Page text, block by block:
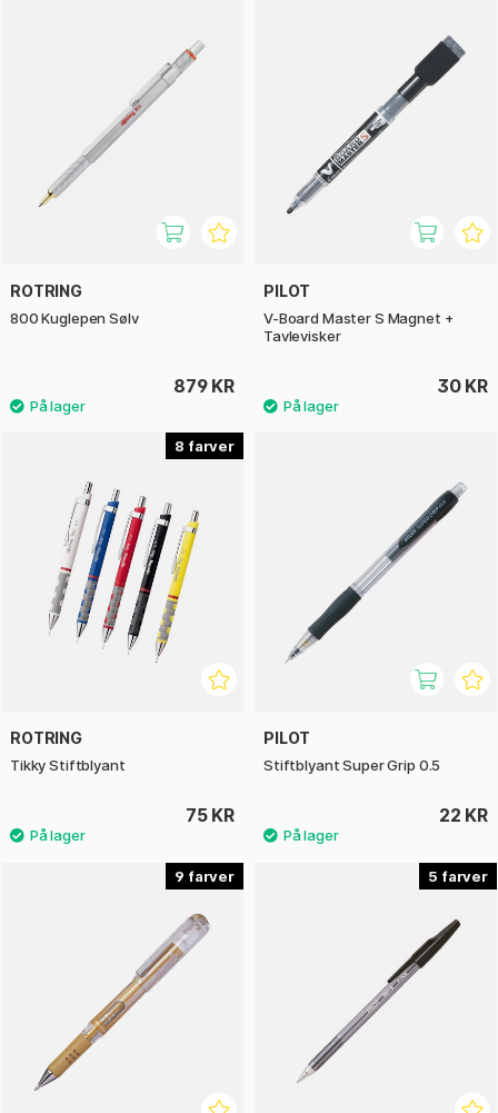
ROTRING
800 Kuglepen Sølv
879 KR
PILOT
V-Board Master S Magnet +
Tavlevisker
30 KR
8
ROTRING
Tikky Stiftblyant
75 KR
PILOT
Stiftblyant Super Grip 0.5
22 KR
9 5